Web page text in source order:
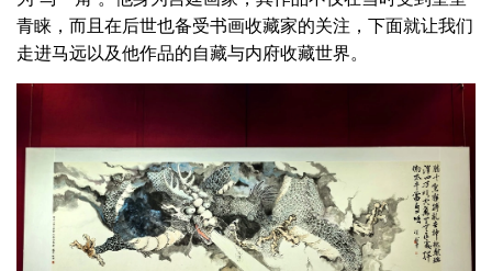
青睐，而且在后世也备受书画收藏家的关注，下面就让我们
走进马远以及他作品的自藏与内府收藏世界。